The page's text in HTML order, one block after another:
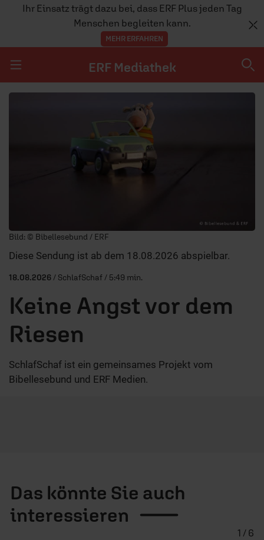
Ihr Einsatz trägt dazu bei, dass ERF Plus jeden Tag
Menschen begleiten kann.
MEHR ERFAHREN
ERF Mediathek
Bild: © Bibellesebund / ERF
Diese Sendung ist ab dem 18.08.2026 abspielbar.
18.08.2026 / SchlafSchaf / 5:49 min.
Keine Angst vor dem
Riesen
SchlafSchaf ist ein gemeinsames Projekt vom
Bibellesebund und ERF Medien.
Das könnte Sie auch
interessieren
1 / 6